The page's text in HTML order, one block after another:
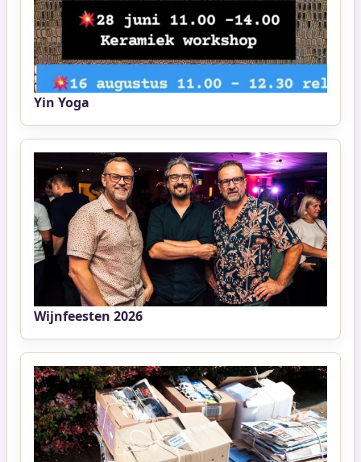
Yin Yoga
Wijnfeesten 2026